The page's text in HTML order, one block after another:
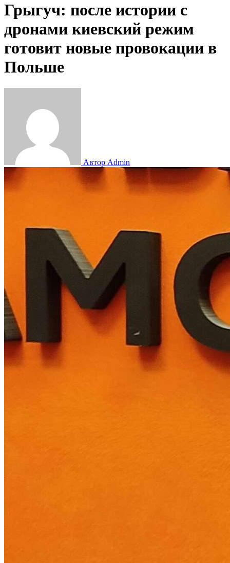
Грыгуч: после истории с
дронами киевский режим
готовит новые провокации в
Польше
Автор Admin